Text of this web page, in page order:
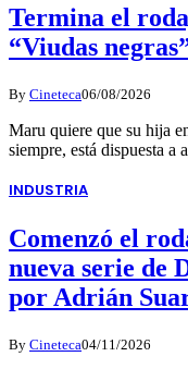
Termina el
“Viudas
By Cineteca06/08/2026
Maru quiere que su hija
siempre, está dispuesta
INDUSTRIA
Comenzó el
nueva serie de
por Adrián
By Cineteca04/11/2026